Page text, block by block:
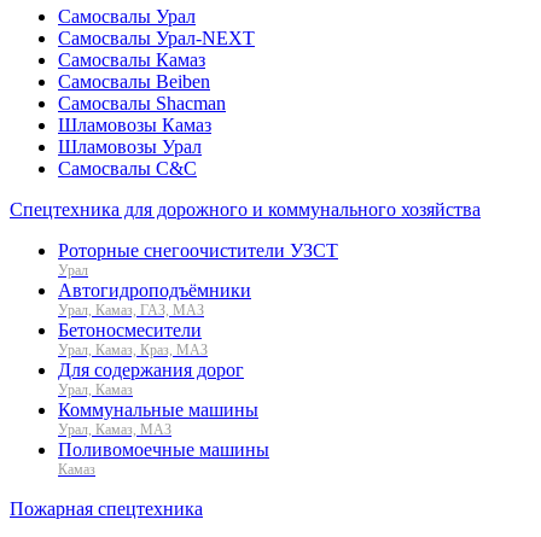
Самосвалы Урал
Самосвалы Урал-NEXT
Самосвалы Камаз
Самосвалы Beiben
Самосвалы Shacman
Шламовозы Камаз
Шламовозы Урал
Самосвалы C&C
Спецтехника для дорожного и коммунального хозяйства
Роторные снегоочистители УЗСТ
Урал
Автогидроподъёмники
Урал, Камаз, ГАЗ, МАЗ
Бетоносмесители
Урал, Камаз, Краз, МАЗ
Для содержания дорог
Урал, Камаз
Коммунальные машины
Урал, Камаз, МАЗ
Поливомоечные машины
Камаз
Пожарная спецтехника